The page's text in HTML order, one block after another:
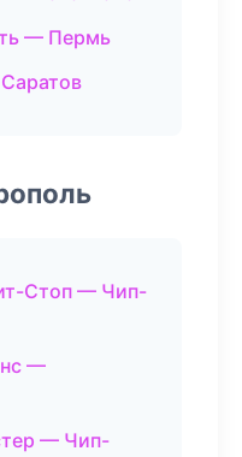
— Пермь
Стоп — Чип-
—
— Чип-